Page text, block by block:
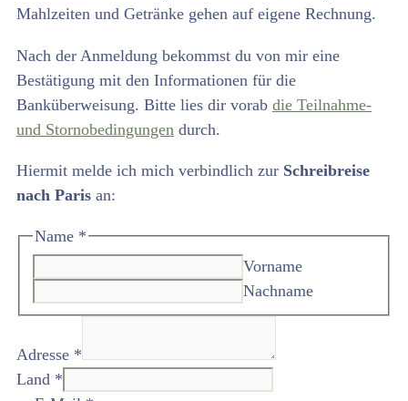
Mahlzeiten und Getränke gehen auf eigene Rechnung.
Nach der Anmeldung bekommst du von mir eine
Bestätigung mit den Informationen für die
Banküberweisung. Bitte lies dir vorab die Teilnahme-
und Stornobedingungen durch.
Hiermit melde ich mich verbindlich zur Schreibreise
nach Paris an:
Name *
Vorname
Nachname
Adresse *
Land *